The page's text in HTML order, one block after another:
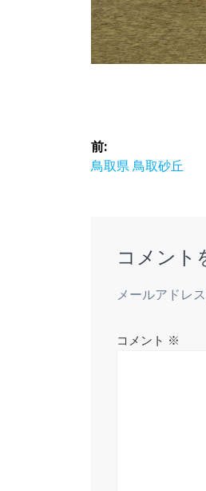
投
稿
前:
前
鳥取県 鳥取砂丘
コメント
メールアドレ
コメント ※